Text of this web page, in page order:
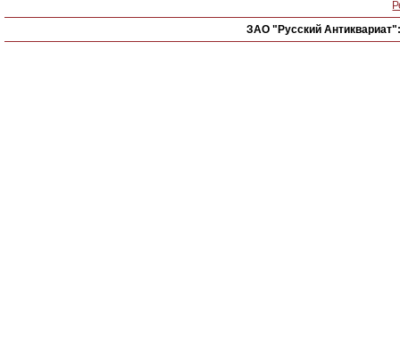
ЗАО "Русский Антиквариат":